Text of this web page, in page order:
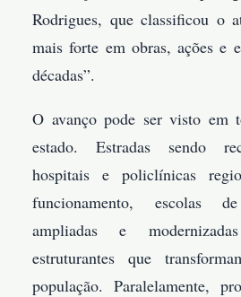
Rodrigues, que classificou o
mais forte em obras, ações e
décadas”.
O avanço pode ser visto em
estado. Estradas sendo
hospitais e policlínicas
funcionamento, escolas
ampliadas e
estruturantes que
população. Paralelamente,